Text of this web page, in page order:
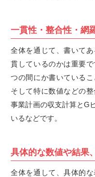
一貫性・整合性・網
全体を通じて、書いて
貫しているのかは重要
つの間にか書いているこ
そして特に数値などの
事業計画の収支計算とG
いるなどです。
具体的な数値や結果
全体を通して、具体的